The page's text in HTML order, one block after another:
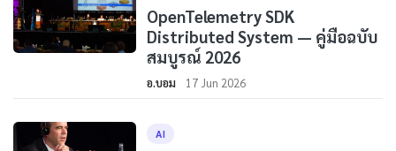
OpenTelemetry SDK
Distributed System — คู่มือฉบับ
สมบูรณ์ 2026
อ.บอม 17 Jun 2026
AI